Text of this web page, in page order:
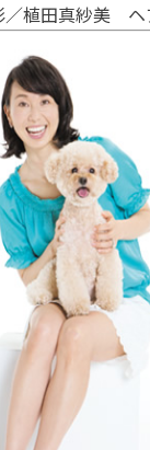
植田真紗美 ヘ